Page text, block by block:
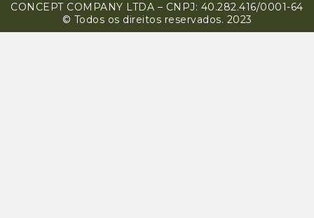
CONCEPT COMPANY LTDA – CNPJ: 40.282.416/0001-64
© Todos os direitos reservados. 2023